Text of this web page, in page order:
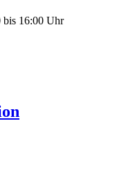
bis 16:00 Uhr